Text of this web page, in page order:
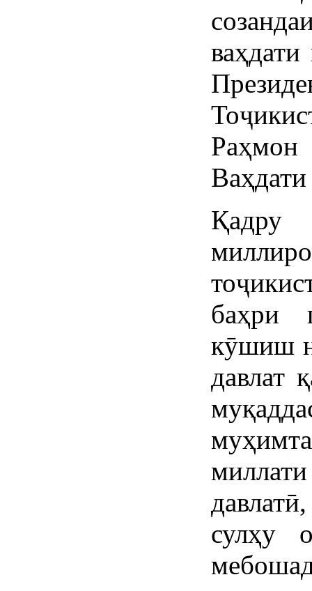
Қадру
баҳри
кӯшиш
давлат
сулҳу